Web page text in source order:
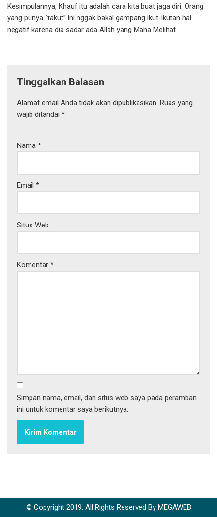
Kesimpulannya, Khauf itu adalah cara kita buat jaga diri. Orang
yang punya “takut” ini nggak bakal gampang ikut-ikutan hal
negatif karena dia sadar ada Allah yang Maha Melihat.
Tinggalkan Balasan
Alamat email Anda tidak akan dipublikasikan. Ruas yang
wajib ditandai *
Nama *
Email *
Situs Web
Komentar *
Simpan nama, email, dan situs web saya pada peramban
ini untuk komentar saya berikutnya.
© Copyright 2019. All Rights Reserved By MEGAWEB